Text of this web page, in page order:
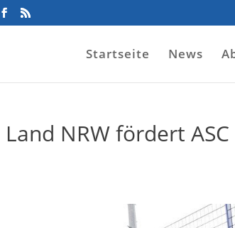
Startseite News
NRW fördert ASC